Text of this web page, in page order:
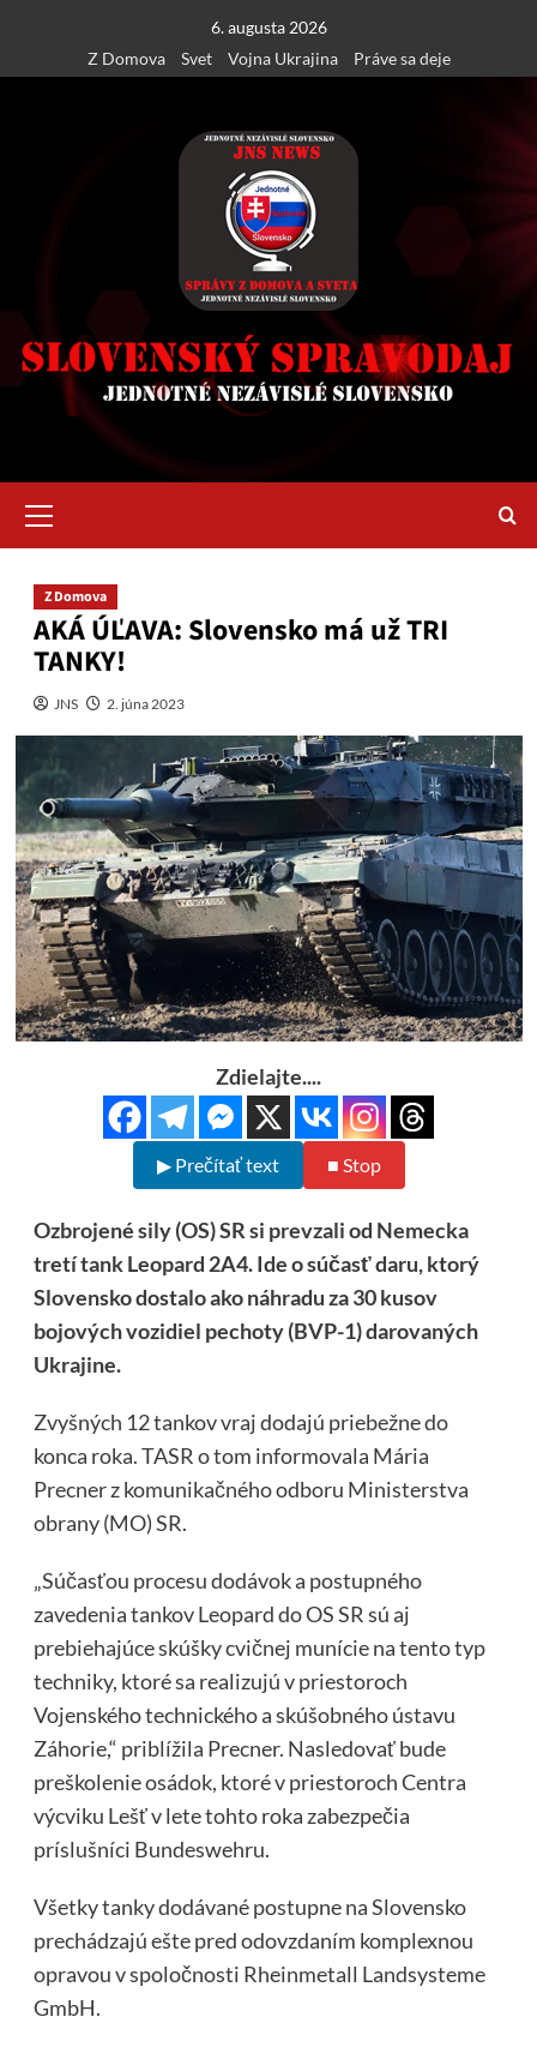
content
6. augusta 2026
Z Domova
Svet Vojna Ukrajina Práve sa deje
Menu
Z Domova
AKÁ ÚĽAVA: Slovensko má už TRI
TANKY!
JNS 2. júna 2023
Zdielajte....
▶ Prečítať text ■ Stop
Ozbrojené sily (OS) SR si prevzali od Nemecka
tretí tank Leopard 2A4. Ide o súčasť daru, ktorý
Slovensko dostalo ako náhradu za 30 kusov
bojových vozidiel pechoty (BVP-1) darovaných
Ukrajine.
Zvyšných 12 tankov vraj dodajú priebežne do
konca roka. TASR o tom informovala Mária
Precner z komunikačného odboru Ministerstva
obrany (MO) SR.
„Súčasťou procesu dodávok a postupného
zavedenia tankov Leopard do OS SR sú aj
prebiehajúce skúšky cvičnej munície na tento typ
techniky, ktoré sa realizujú v priestoroch
Vojenského technického a skúšobného ústavu
Záhorie,“ priblížila Precner. Nasledovať bude
preškolenie osádok, ktoré v priestoroch Centra
výcviku Lešť v lete tohto roka zabezpečia
príslušníci Bundeswehru.
Všetky tanky dodávané postupne na Slovensko
prechádzajú ešte pred odovzdaním komplexnou
opravou v spoločnosti Rheinmetall Landsysteme
GmbH.